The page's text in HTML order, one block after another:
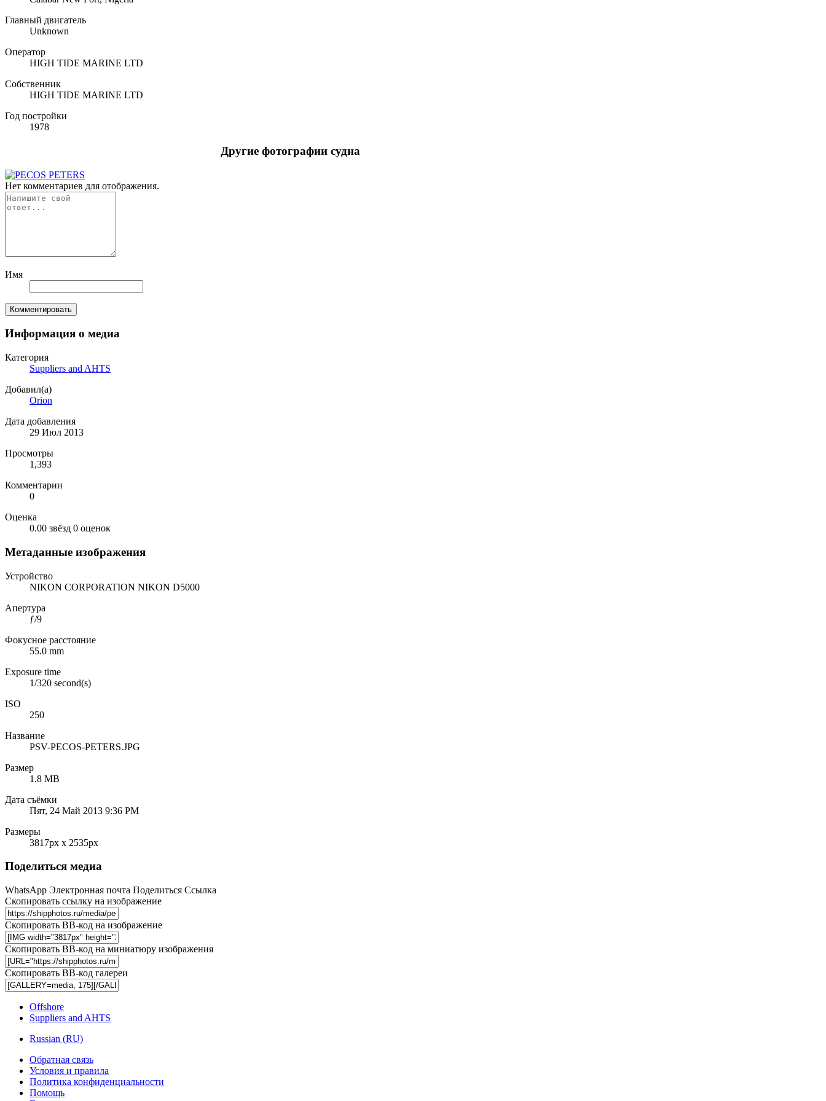
Главный двигатель
Unknown
Оператор
HIGH TIDE MARINE LTD
Собственник
HIGH TIDE MARINE LTD
Год постройки
1978
Другие фотографии судна
Нет комментариев для отображения.
Имя
Комментировать
Информация о медиа
Категория
Suppliers and AHTS
Добавил(а)
Orion
Дата добавления
29 Июл 2013
Просмотры
1,393
Комментарии
0
Оценка
0.00 звёзд 0 оценок
Метаданные изображения
Устройство
NIKON CORPORATION NIKON D5000
Апертура
ƒ/9
Фокусное расстояние
55.0 mm
Exposure time
1/320 second(s)
ISO
250
Название
PSV-PECOS-PETERS.JPG
Размер
1.8 MB
Дата съёмки
Пят, 24 Май 2013 9:36 PM
Размеры
3817px x 2535px
Поделиться медиа
WhatsApp Электронная почта Поделиться Ссылка
Скопировать ссылку на изображение
Скопировать BB-код на изображение
Скопировать BB-код на миниатюру изображения
Скопировать BB-код галереи
Offshore
Suppliers and AHTS
Russian (RU)
Обратная связь
Условия и правила
Политика конфиденциальности
Помощь